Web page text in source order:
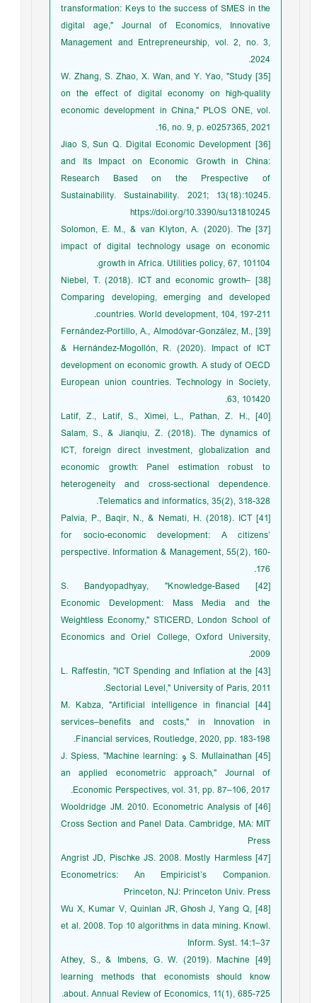
transformation: Keys to the success of SMES in the
digital age," Journal of Economics, Innovative
Management and Entrepreneurship, vol. 2, no. 3,
2024.
[35] W. Zhang, S. Zhao, X. Wan, and Y. Yao, "Study
on the effect of digital economy on high-quality
economic development in China," PLOS ONE, vol.
16, no. 9, p. e0257365, 2021.
[36] Jiao S, Sun Q. Digital Economic Development
and Its Impact on Economic Growth in China:
Research Based on the Prespective of
Sustainability. Sustainability. 2021; 13(18):10245.
https://doi.org/10.3390/su131810245
[37] Solomon, E. M., & van Klyton, A. (2020). The
impact of digital technology usage on economic
growth in Africa. Utilities policy, 67, 101104.
[38] Niebel, T. (2018). ICT and economic growth–
Comparing developing, emerging and developed
countries. World development, 104, 197-211.
[39] Fernández-Portillo, A., Almodóvar-González, M.,
& Hernández-Mogollón, R. (2020). Impact of ICT
development on economic growth. A study of OECD
European union countries. Technology in Society,
63, 101420.
[40] Latif, Z., Latif, S., Ximei, L., Pathan, Z. H.,
Salam, S., & Jianqiu, Z. (2018). The dynamics of
ICT, foreign direct investment, globalization and
economic growth: Panel estimation robust to
heterogeneity and cross-sectional dependence.
Telematics and informatics, 35(2), 318-328.
[41] Palvia, P., Baqir, N., & Nemati, H. (2018). ICT
for socio-economic development: A citizens’
perspective. Information & Management, 55(2), 160-
176.
[42] S. Bandyopadhyay, "Knowledge-Based
Economic Development: Mass Media and the
Weightless Economy," STICERD, London School of
Economics and Oriel College, Oxford University,
2009.
[43] L. Raffestin, "ICT Spending and Inflation at the
Sectorial Level," University of Paris, 2011.
[44] M. Kabza, "Artificial intelligence in financial
services–benefits and costs," in Innovation in
Financial services, Routledge, 2020, pp. 183-198.
[45] S. Mullainathan و J. Spiess, "Machine learning:
an applied econometric approach," Journal of
Economic Perspectives, vol. 31, pp. 87–106, 2017.
[46] Wooldridge JM. 2010. Econometric Analysis of
Cross Section and Panel Data. Cambridge, MA: MIT
Press
[47] Angrist JD, Pischke JS. 2008. Mostly Harmless
Econometrics: An Empiricist’s Companion.
Princeton, NJ: Princeton Univ. Press
[48] Wu X, Kumar V, Quinlan JR, Ghosh J, Yang Q,
et al. 2008. Top 10 algorithms in data mining. Knowl.
Inform. Syst. 14:1–37
[49] Athey, S., & Imbens, G. W. (2019). Machine
learning methods that economists should know
about. Annual Review of Economics, 11(1), 685-725.